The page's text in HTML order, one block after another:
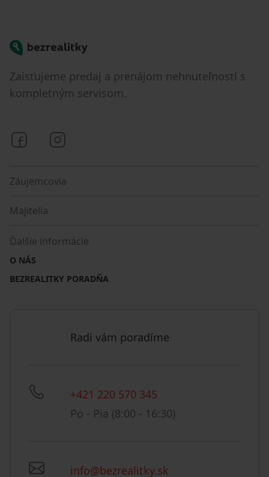
Bezrealitky
Zaisťujeme predaj a prenájom nehnuteľností s
kompletným servisom.
Bezrealitky na Facebooku
Záujemcovia
Majitelia
Ďalšie informácie
O NÁS
BEZREALITKY PORADŇA
Radi vám poradíme
+421 220 570 345
Po - Pia (8:00 - 16:30)
info@bezrealitky.sk